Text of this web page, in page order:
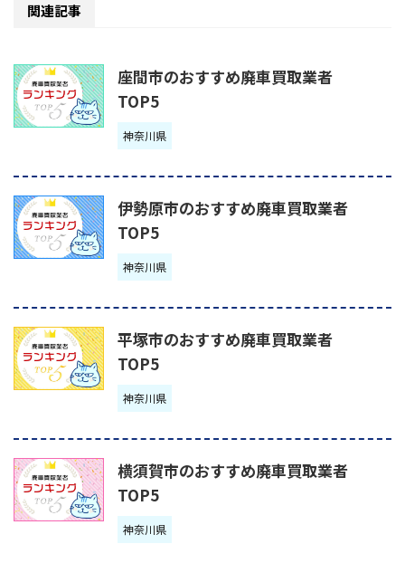
関連記事
座間市のおすすめ廃車買取業者
TOP5
神奈川県
伊勢原市のおすすめ廃車買取業者
TOP5
神奈川県
平塚市のおすすめ廃車買取業者
TOP5
神奈川県
横須賀市のおすすめ廃車買取業者
TOP5
神奈川県